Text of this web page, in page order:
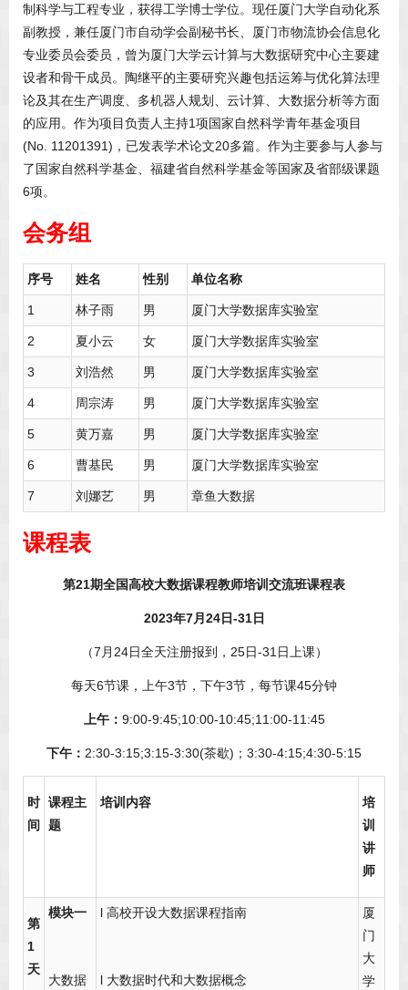
制科学与工程专业，获得工学博士学位。现任厦门大学自动化系
副教授，兼任厦门市自动学会副秘书长、厦门市物流协会信息化
专业委员会委员，曾为厦门大学云计算与大数据研究中心主要建
设者和骨干成员。陶继平的主要研究兴趣包括运筹与优化算法理
论及其在生产调度、多机器人规划、云计算、大数据分析等方面
的应用。作为项目负责人主持1项国家自然科学青年基金项目
(No. 11201391)，已发表学术论文20多篇。作为主要参与人参与
了国家自然科学基金、福建省自然科学基金等国家及省部级课题
6项。
会务组
序号 姓名 性别 单位名称
1 林子雨 男 厦门大学数据库实验室
2 夏小云 女 厦门大学数据库实验室
3 刘浩然 男 厦门大学数据库实验室
4 周宗涛 男 厦门大学数据库实验室
5 黄万嘉 男 厦门大学数据库实验室
6 曹基民 男 厦门大学数据库实验室
7 刘娜艺 男 章鱼大数据
课程表
第21期全国高校大数据课程教师培训交流班课程表
2023年7月24日-31日
（7月24日全天注册报到，25日-31日上课）
每天6节课，上午3节，下午3节，每节课45分钟
上午： 9:00-9:45;10:00-10:45;11:00-11:45
下午： 2:30-3:15;3:15-3:30(茶歇)；3:30-4:15;4:30-5:15
时
间
课程主
题
培训内容
培
训
讲
师
第
1
天
模块一
大数据
l 高校开设大数据课程指南
l 大数据时代和大数据概念
厦
门
大
学